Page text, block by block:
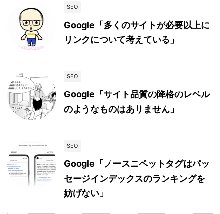
SEO
Google「多くのサイトが必要以上に
リンクについて考えている」
SEO
Google「サイト品質の降格のレベル
のようなものはありません」
SEO
Google「ノースニペットタグはパッ
セージインデックスのランキングを
妨げない」